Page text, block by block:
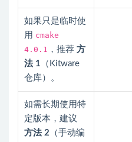
如果只是临时使
用 cmake
4.0.1 ，推荐 方
法 1 （Kitware
仓库）。
如需长期使用特
定版本，建议
方法 2 （手动编